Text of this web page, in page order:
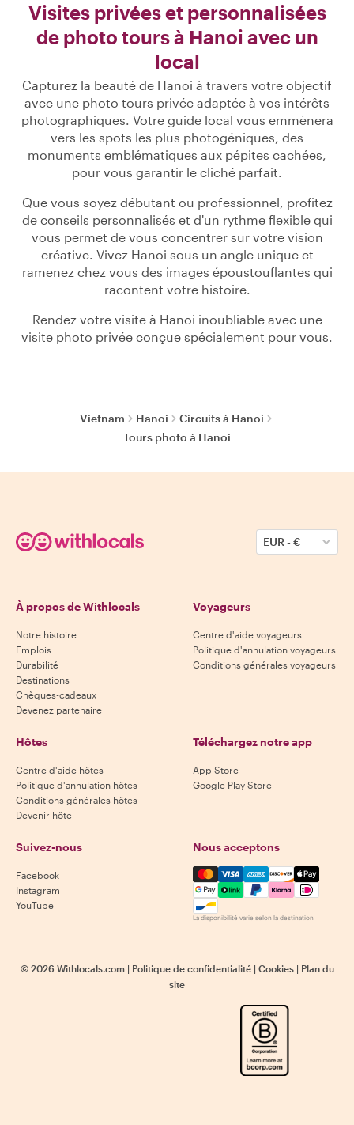
Visites privées et personnalisées
de photo tours à Hanoi avec un
local
Capturez la beauté de Hanoi à travers votre objectif
avec une photo tours privée adaptée à vos intérêts
photographiques. Votre guide local vous emmènera
vers les spots les plus photogéniques, des
monuments emblématiques aux pépites cachées,
pour vous garantir le cliché parfait.
Que vous soyez débutant ou professionnel, profitez
de conseils personnalisés et d'un rythme flexible qui
vous permet de vous concentrer sur votre vision
créative. Vivez Hanoi sous un angle unique et
ramenez chez vous des images époustouflantes qui
racontent votre histoire.
Rendez votre visite à Hanoi inoubliable avec une
visite photo privée conçue spécialement pour vous.
Vietnam Hanoi
Circuits à Hanoi
Tours photo à Hanoi
EUR-€
À propos de Withlocals
Notre histoire
Emplois
Durabilité
Destinations
Chèques-cadeaux
Devenez partenaire
Voyageurs
Centre d'aide voyageurs
Politique d'annulation voyageurs
Conditions générales voyageurs
Hôtes
Centre d'aide hôtes
Politique d'annulation hôtes
Conditions générales hôtes
Devenir hôte
Téléchargez notre app
App Store
Google Play Store
Suivez-nous
Facebook
Instagram
YouTube
Nous acceptons
Mastercard, Visa, Amex,
La disponibilité varie selon la destination
© 2026 Withlocals.com | Politique de confidentialité | Cookies | Plan du
site